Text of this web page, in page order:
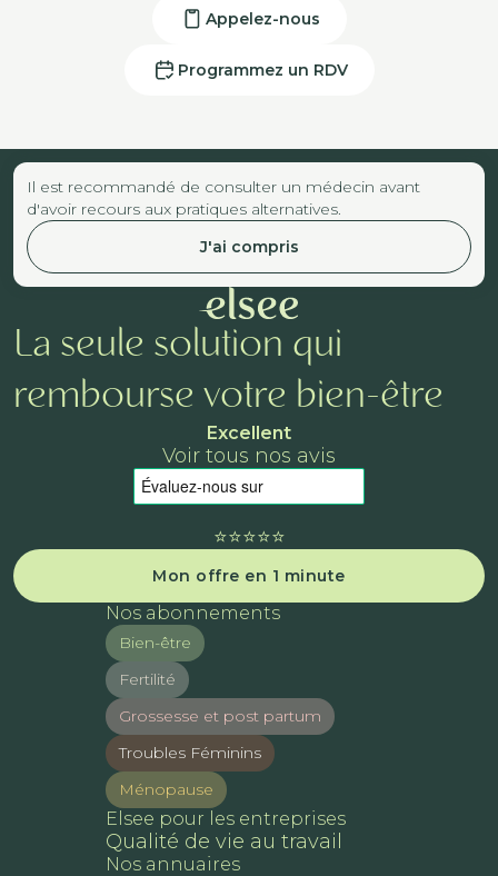
Appelez-nous
Programmez un RDV
Il est recommandé de consulter un médecin avant
d'avoir recours aux pratiques alternatives.
J'ai compris
La seule solution qui
rembourse votre bien-être
Excellent
Voir tous nos avis
⭐️⭐️⭐️⭐️⭐️
Mon offre en 1 minute
Nos abonnements
Bien-être
Fertilité
Grossesse et post partum
Troubles Féminins
Ménopause
Elsee pour les entreprises
Qualité de vie au travail
Nos annuaires